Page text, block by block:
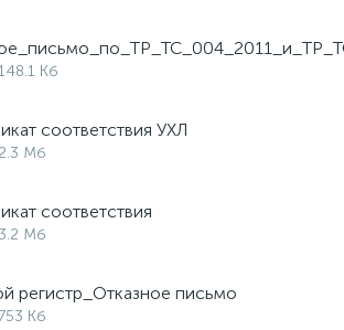
Кб
соответствия УХЛ
Мб
соответствия
Мб
регистр_Отказное письмо
Кб